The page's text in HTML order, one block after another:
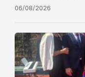
06/08/2026